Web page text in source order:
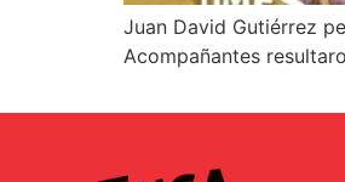
Juan David Gutiérrez
Acompañantes